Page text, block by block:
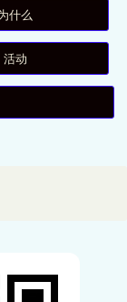
什么
活动